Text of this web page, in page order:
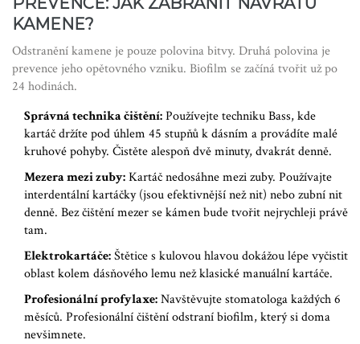
KAMENE?
Odstranění kamene je pouze polovina bitvy. Druhá polovina je
prevence jeho opětovného vzniku. Biofilm se začíná tvořit už po
24 hodinách.
Správná technika čištění:Používejte techniku Bass, kde
kartáč držíte pod úhlem 45 stupňů k dásním a provádíte malé
kruhové pohyby. Čistěte alespoň dvě minuty, dvakrát denně.
Mezera mezi zuby:Kartáč nedosáhne mezi zuby. Používajte
interdentální kartáčky (jsou efektivnější než nit) nebo zubní nit
denně. Bez čištění mezer se kámen bude tvořit nejrychleji právě
tam.
Elektrokartáče:Štětice s kulovou hlavou dokážou lépe vyčistit
oblast kolem dásňového lemu než klasické manuální kartáče.
Profesionální profylaxe:Navštěvujte stomatologa každých 6
měsíců. Profesionální čištění odstraní biofilm, který si doma
nevšimnete.